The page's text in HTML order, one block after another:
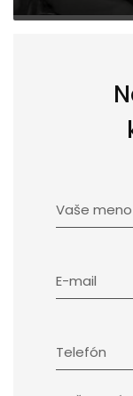
Vaše meno
E-mail
Telefón